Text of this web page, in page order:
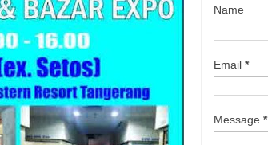
Name
Email *
Message *